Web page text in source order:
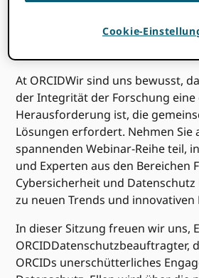
At ORCIDWir sind uns bewusst,
der Integrität der Forschung eine
Herausforderung ist, die
Lösungen erfordert. Nehmen Sie
spannenden Webinar-Reihe teil,
und Experten aus den Bereichen
Cybersicherheit und
zu neuen Trends und innovativen
In dieser Sitzung freuen wir uns,
ORCIDDatenschutzbeauftragter,
ORCIDs unerschütterliches
Cookie-